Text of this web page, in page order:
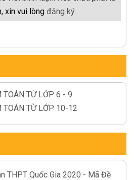
xin vui lòng đăng ký.
TOÁN TỪ LỚP 6 - 9
TOÁN TỪ LỚP 10-12
THPT Quốc Gia 2020 - Mã Đề